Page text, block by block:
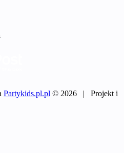
Partykids.pl.pl © 2026 | Projekt i